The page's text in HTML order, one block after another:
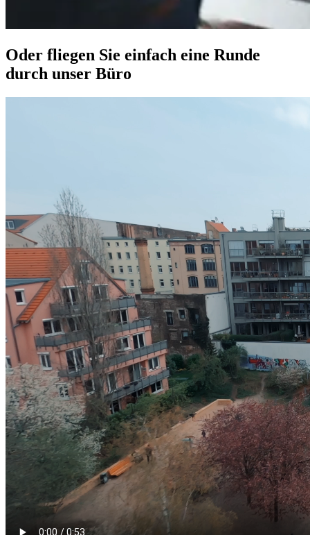
Oder fliegen Sie einfach eine Runde
durch unser Büro